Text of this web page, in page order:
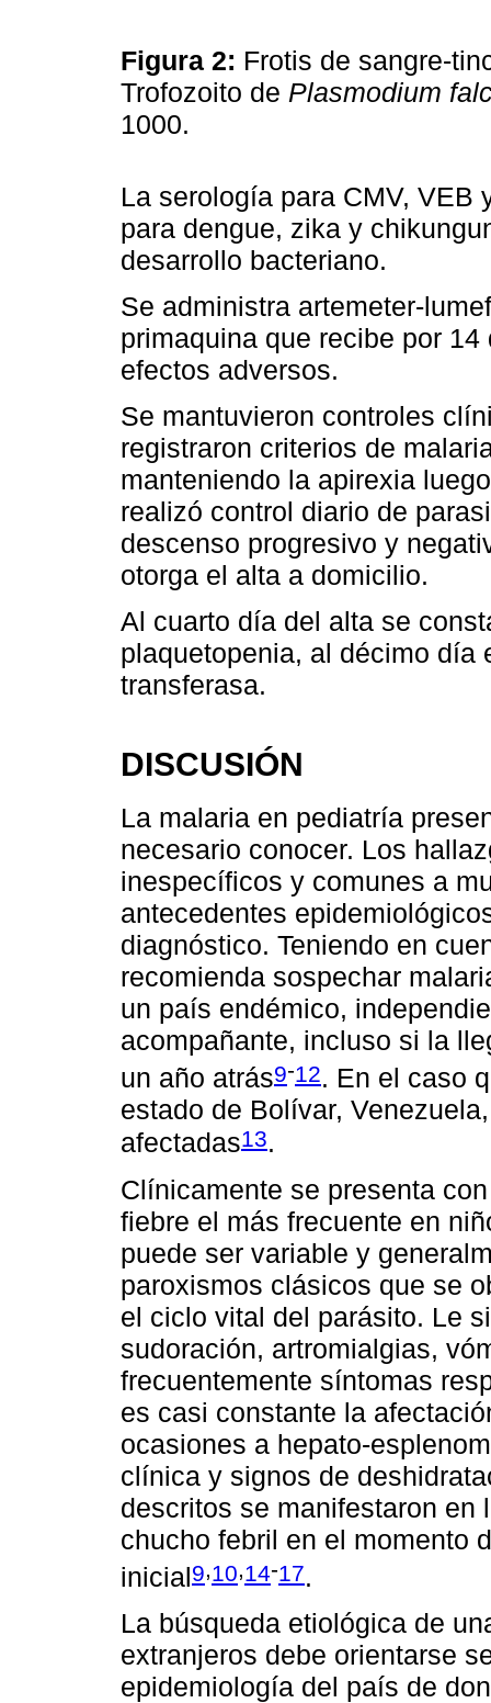
Figura 2: Frotis de sangre-
Trofozoito de Plasmodium
1000.
La serología para CMV, VEB
para dengue, zika y
desarrollo bacteriano.
Se administra artemeter-
primaquina que recibe por
efectos adversos.
Se mantuvieron controles
registraron criterios de
manteniendo la apirexia
realizó control diario de
descenso progresivo y
otorga el alta a domicilio.
Al cuarto día del alta se
plaquetopenia, al décimo día
transferasa.
DISCUSIÓN
La malaria en pediatría
necesario conocer. Los
inespecíficos y comunes a
antecedentes
diagnóstico. Teniendo en
recomienda sospechar
un país endémico,
acompañante, incluso si la
un año atrás9-12. En el caso
estado de Bolívar,
afectadas13.
Clínicamente se presenta
fiebre el más frecuente en
puede ser variable y
paroxismos clásicos que se
el ciclo vital del parásito. Le
sudoración, artromialgias,
frecuentemente síntomas
es casi constante la
ocasiones a hepato-
clínica y signos de
descritos se manifestaron en
chucho febril en el momento
inicial9,10,14-17.
La búsqueda etiológica de
extranjeros debe orientarse
epidemiología del país de